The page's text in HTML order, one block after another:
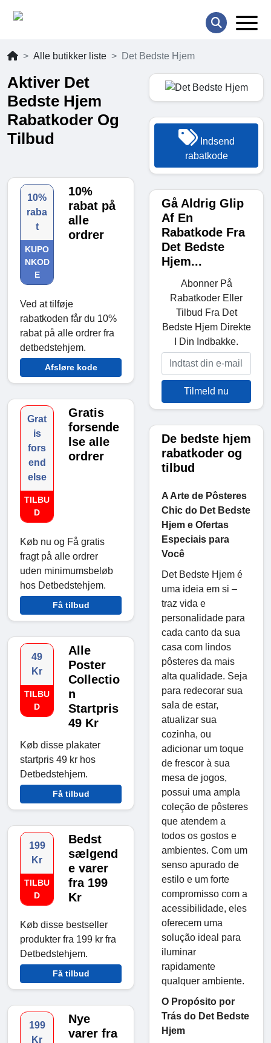
Alle butikker liste Det Bedste Hjem
Aktiver Det
Bedste Hjem
Rabatkoder Og
Tilbud
10%
raba
t
KUPO
NKOD
E
10%
rabat på
alle
ordrer
Ved at tilføje
rabatkoden får du 10%
rabat på alle ordrer fra
detbedstehjem.
Afsløre kode
Grat
is
fors
end
else
TILBU
D
Gratis
forsende
lse alle
ordrer
Køb nu og Få gratis
fragt på alle ordrer
uden minimumsbeløb
hos Detbedstehjem.
Få tilbud
49
Kr
TILBU
D
Alle
Poster
Collectio
n
Startpris
49 Kr
Køb disse plakater
startpris 49 kr hos
Detbedstehjem.
Få tilbud
199
Kr
TILBU
D
Bedst
sælgend
e varer
fra 199
Kr
Køb disse bestseller
produkter fra 199 kr fra
Detbedstehjem.
Få tilbud
199
Kr
Nye
varer fra
Indsend
rabatkode
Gå Aldrig Glip
Af En
Rabatkode Fra
Det Bedste
Hjem...
Abonner På
Rabatkoder Eller
Tilbud Fra Det
Bedste Hjem Direkte
I Din Indbakke.
Tilmeld nu
De bedste hjem
rabatkoder og
tilbud
A Arte de Pôsteres
Chic do Det Bedste
Hjem e Ofertas
Especiais para
Você
Det Bedste Hjem é
uma ideia em si –
traz vida e
personalidade para
cada canto da sua
casa com lindos
pôsteres da mais
alta qualidade. Seja
para redecorar sua
sala de estar,
atualizar sua
cozinha, ou
adicionar um toque
de frescor à sua
mesa de jogos,
possui uma ampla
coleção de pôsteres
que atendem a
todos os gostos e
ambientes. Com um
senso apurado de
estilo e um forte
compromisso com a
acessibilidade, eles
oferecem uma
solução ideal para
iluminar
rapidamente
qualquer ambiente.
O Propósito por
Trás do Det Bedste
Hjem